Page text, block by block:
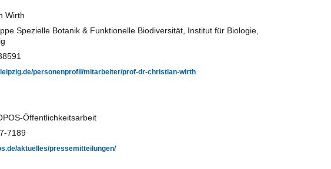
Wirth
Spezielle Botanik & Funktionelle Biodiversität, Institut für Biologie,
personenprofil/mitarbeiter/prof-dr-christian-wirth
Öffentlichkeitsarbeit
7189
aktuelles/pressemitteilungen/